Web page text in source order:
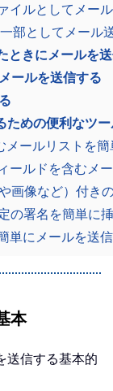
イルとしてメー
部としてメール
きにメールを
ールを送信する
ための便利なツ
メールリストを
ールドを含むメ
画像など）付き
の署名を簡単に
単にメールを送信
本
送信する基本的